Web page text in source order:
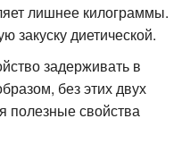
лишнее килограммы.
закуску диетической.
задерживать в
без этих двух
полезные свойства